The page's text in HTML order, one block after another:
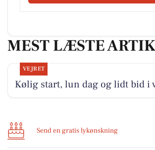
MEST LÆSTE
VEJRET
Kølig start, lun dag og lidt bid i
Send en gratis lykønskning